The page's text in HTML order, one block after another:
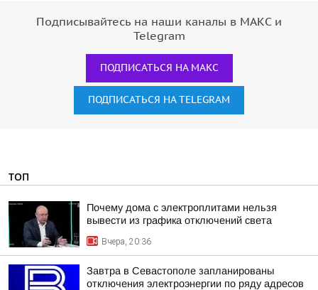
Подписывайтесь на наши каналы в МАКС и
Telegram
ПОДПИСАТЬСЯ НА МАКС
ПОДПИСАТЬСЯ НА TELEGRAM
ТОП
Почему дома с электроплитами нельзя
вывести из графика отключений света
Вчера, 20:36
Завтра в Севастополе запланированы
отключения электроэнергии по ряду адресов